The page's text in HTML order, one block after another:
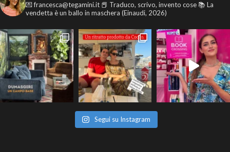
💌 francesca@tegamini.it 📕 Traduco, scrivo, invento cose📚 La
vendetta è un ballo in maschera (Einaudi, 2026)
Segui su Instagram